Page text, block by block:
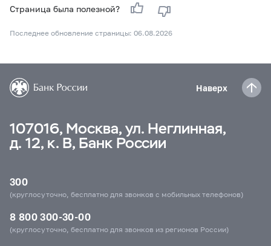
Страница была полезной?
Последнее обновление страницы: 06.08.2026
Наверх
107016, Москва, ул. Неглинная,
д. 12, к. В, Банк России
300
(круглосуточно, бесплатно для звонков с мобильных телефонов)
8 800 300-30-00
(круглосуточно, бесплатно для звонков из регионов России)